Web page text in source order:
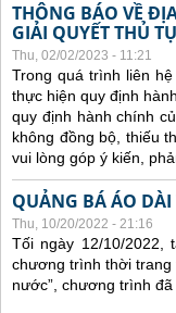
THÔNG BÁO VỀ
GIẢI QUYẾT THỦ
Thu, 02/02/2023 - 11:21
Trong quá trình liên
thực hiện quy định
quy định hành chính
không đồng bộ, thiếu
vui lòng góp ý kiến,
QUẢNG BÁ ÁO
Thu, 10/20/2022 - 21:16
Tối ngày 12/10/2022,
chương trình thời trang
nước”, chương trình